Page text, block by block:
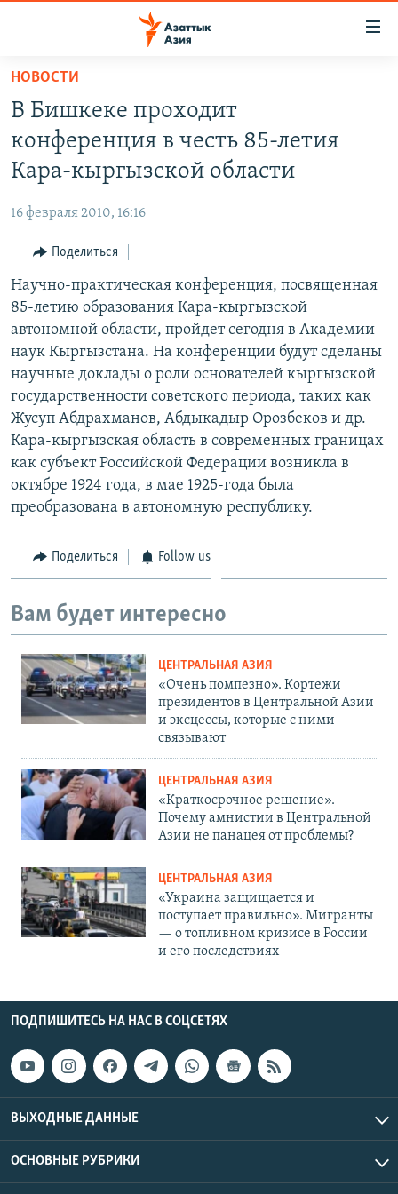
Вернуться
основному
содержанию
Вернутся
главной
навигации
Вернутся
поиску
КАЗАХСТАН
ТАДЖИКИСТАН
НОВОСТИ
ВОЙНА В УКРАИНЕ
ҚАЗАҚША
КЫРГЫЗЧА
ЎЗБЕКЧА
TÜRKMENÇE
Все сайты РСЕ/РС
НОВОСТИ
В Бишкеке проходит
конференция в честь 85-летия
Кара-кыргызской области
16 февраля 2010, 16:16
Поделиться
Научно-практическая конференция, посвященная
85-летию образования Кара-кыргызской
автономной области, пройдет сегодня в Академии
наук Кыргызстана. На конференции будут сделаны
научные доклады о роли основателей кыргызской
государственности советского периода, таких как
Жусуп Абдрахманов, Абдыкадыр Орозбеков и др.
Кара-кыргызская область в современных границах
как субъект Российской Федерации возникла в
октябре 1924 года, в мае 1925-года была
преобразована в автономную республику.
Поделиться Follow us
Вам будет интересно
ЦЕНТРАЛЬНАЯ АЗИЯ
«Очень помпезно». Кортежи
президентов в Центральной Азии
и эксцессы, которые с ними
связывают
ЦЕНТРАЛЬНАЯ АЗИЯ
«Краткосрочное решение».
Почему амнистии в Центральной
Азии не панацея от проблемы?
ЦЕНТРАЛЬНАЯ АЗИЯ
«Украина защищается и
поступает правильно». Мигранты
— о топливном кризисе в России
и его последствиях
ПОДПИШИТЕСЬ НА НАС В СОЦСЕТЯХ
ВЫХОДНЫЕ ДАННЫЕ
ОСНОВНЫЕ РУБРИКИ